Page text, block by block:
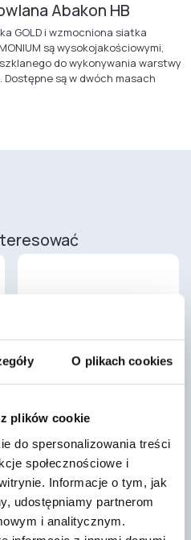
O plikach cookies
plików cookie
do spersonalizowania treści
społecznościowe i
Informacje o tym, jak
udostępniamy partnerom
i analitycznym.
Abakon HB
GOLD i wzmocniona siatka
są wysokojakościowymi,
do wykonywania warstwy
są w dwóch masach
/ szt
Belka stropowa betonowa to
wyspecjalizowany element
konstrukcyjny stosowany w
realizacji stropów
gęstożebrowych, który pozwala
na…